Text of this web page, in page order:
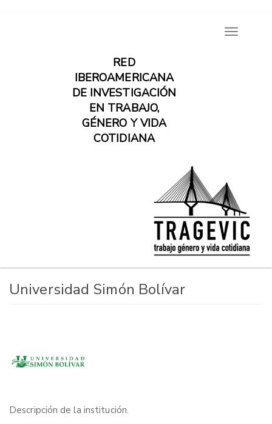
RED
IBEROAMERICANA
DE INVESTIGACIÓN
EN TRABAJO,
GÉNERO Y VIDA
COTIDIANA
Toggle
Universidad Simón Bolívar
Descripción de la institución.